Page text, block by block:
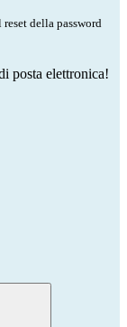
della password
posta elettronica!